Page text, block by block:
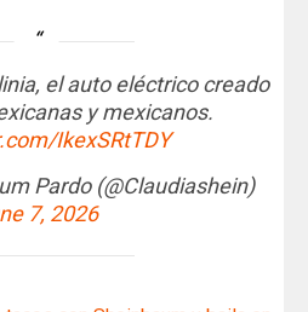
el auto eléctrico creado
y mexicanos.
IkexSRtTDY
Pardo (@Claudiashein)
7, 2026